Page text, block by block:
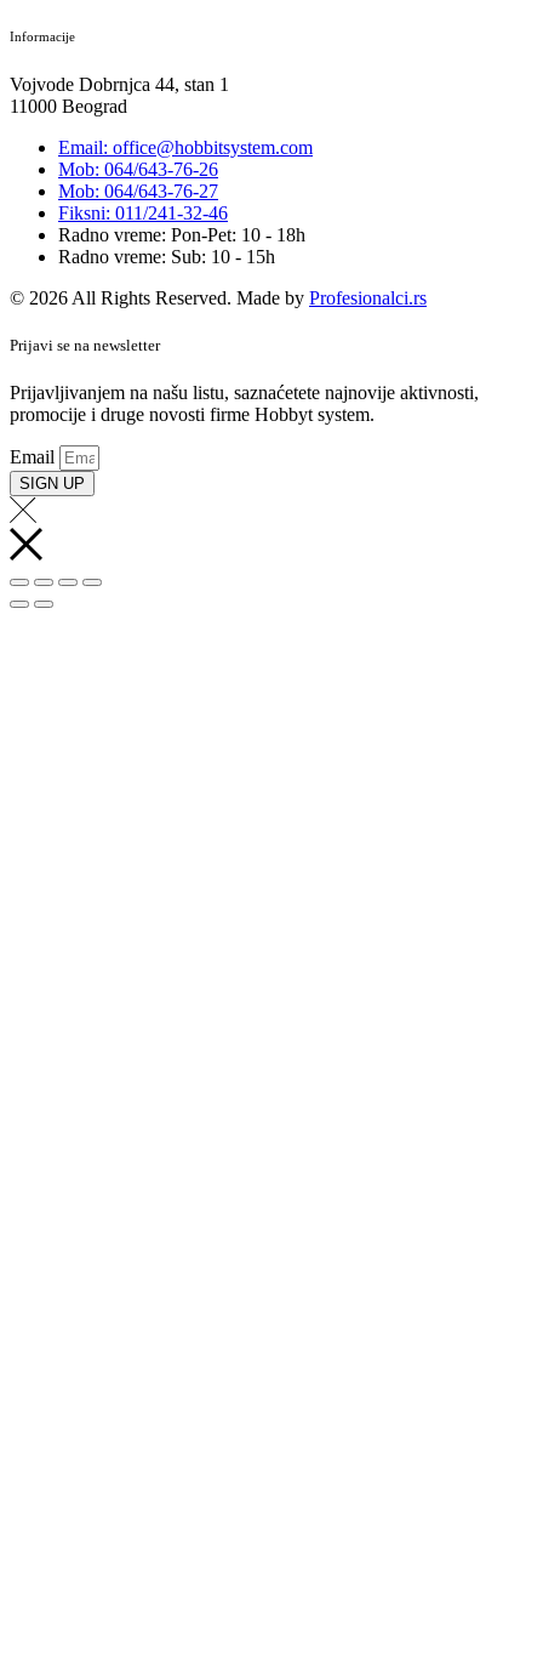
Informacije
Vojvode Dobrnjca 44, stan 1
11000 Beograd
Email: office@hobbitsystem.com
Mob: 064/643-76-26
Mob: 064/643-76-27
Fiksni: 011/241-32-46
Radno vreme: Pon-Pet: 10 - 18h
Radno vreme: Sub: 10 - 15h
© 2026 All Rights Reserved. Made by Profesionalci.rs
Prijavi se na newsletter
Prijavljivanjem na našu listu, saznaćetete najnovije aktivnosti,
promocije i druge novosti firme Hobbyt system.
Email
SIGN UP